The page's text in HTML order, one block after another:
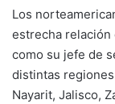
Los
estrecha relación
como su jefe de
distintas
Nayarit, Jalisco,